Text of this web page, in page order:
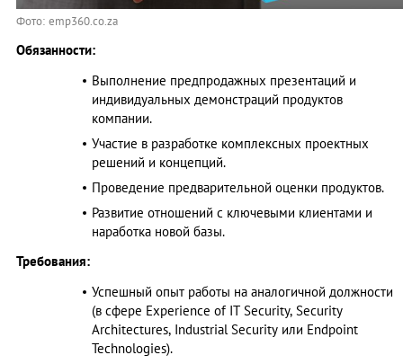
Фото: emp360.co.za
Обязанности:
Выполнение предпродажных презентаций и
индивидуальных демонстраций продуктов
компании.
Участие в разработке комплексных проектных
решений и концепций.
Проведение предварительной оценки продуктов.
Развитие отношений с ключевыми клиентами и
наработка новой базы.
Требования:
Успешный опыт работы на аналогичной должности
(в сфере Experience of IT Security, Security
Architectures, Industrial Security или Endpoint
Technologies).